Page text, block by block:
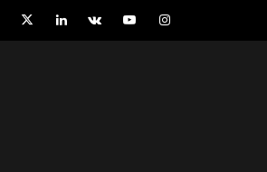
TwitterLinkedIn
VK YouTubeInstagram